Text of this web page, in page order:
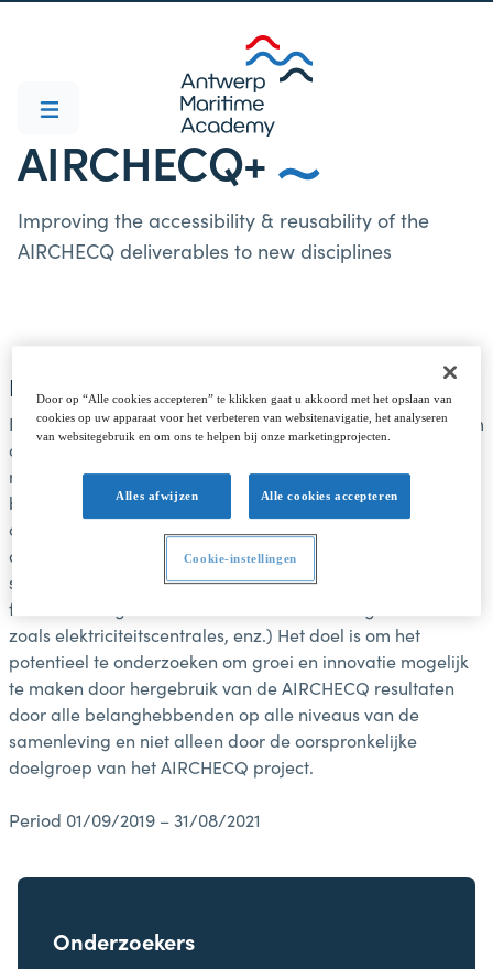
AIRCHECQ+
Improving the accessibility & reusability of the
AIRCHECQ deliverables to new disciplines
Doel van het AIRCHECQ+ project
De valorisatiedoelstelling van het AIRCHECQ+ project is om
de ontwikkelde AIRCHECQ resultaten toegankelijk te
maken buiten het domein waarvoor ze oorspronkelijk
bedoeld waren. Tijdens dit project richten we ons expliciet
op sectoren waar de luchtkwaliteit een impact heeft op de
directe omgeving (comfort en menselijke gezondheid in
schepen, corrosiepreventie van windmolens, de
fluctuerende gevarenintensiteit van vervuilingsbronnen
zoals elektriciteitscentrales, enz.) Het doel is om het
potentieel te onderzoeken om groei en innovatie mogelijk
te maken door hergebruik van de AIRCHECQ resultaten
door alle belanghebbenden op alle niveaus van de
samenleving en niet alleen door de oorspronkelijke
doelgroep van het AIRCHECQ project.
Period 01/09/2019 – 31/08/2021
Onderzoekers
Door op “Alle cookies accepteren” te klikken gaat u akkoord met het opslaan van
cookies op uw apparaat voor het verbeteren van websitenavigatie, het analyseren
van websitegebruik en om ons te helpen bij onze marketingprojecten.
Alles afwijzen Alle cookies accepteren
Cookie-instellingen